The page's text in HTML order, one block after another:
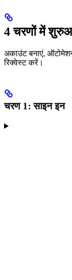
4 चरणों में
अकाउंट बनाएं,
रिक्वेस्ट करें।
चरण 1: साइन इन